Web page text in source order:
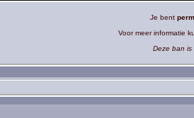
Je bent
Voor meer informatie
Deze ban is